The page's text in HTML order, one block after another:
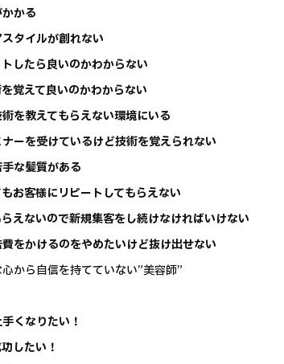
かる
タイルが創れない
したら良いのかわからない
覚えて良いのかわからない
を教えてもらえない環境にいる
ナーを受けているけど技術を覚えられない
な髪質がある
お客様にリピートしてもらえない
らえないので新規集客をし続けなければいけない
費をかけるのをやめたいけど抜け出せない
ら自信を持てていない”美容師”
くなりたい！
したい！